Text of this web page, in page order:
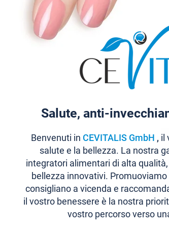
Salute, anti-
Benvenuti in CEVITALIS GmbH , il
salute e la bellezza. La nostra
integratori alimentari di alta
bellezza innovativi.
consigliano a vicenda e
il vostro benessere è la nostra
vostro percorso verso